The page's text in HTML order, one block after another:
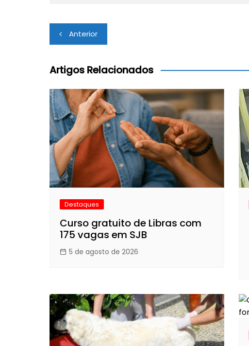
Navegação
de
Post
Anterior
Artigos Relacionados
Destaques
Curso gratuito de Libras com
175 vagas em SJB
5 de agosto de 2026